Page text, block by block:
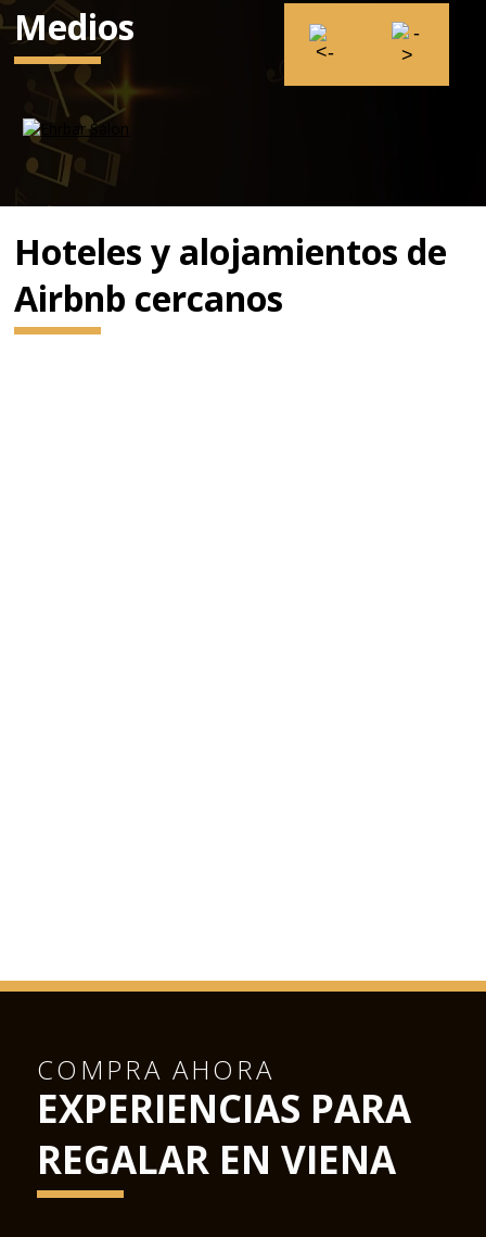
Medios
Hoteles y alojamientos de
Airbnb cercanos
COMPRA AHORA
EXPERIENCIAS PARA
REGALAR EN VIENA